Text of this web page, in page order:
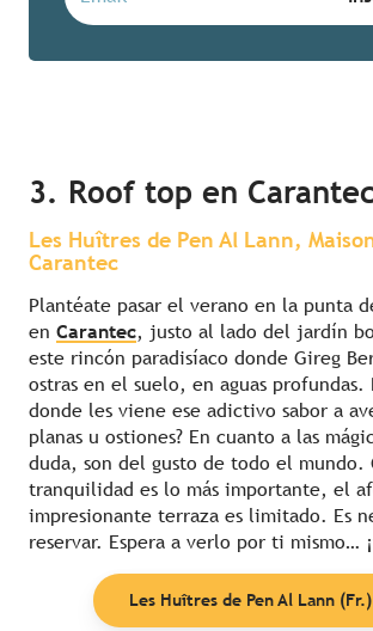
3. Roof top en
Les Huîtres de Pen Al Lann,
Carantec
Plantéate pasar el verano en la punta
en Carantec, justo al lado del jardín
este rincón paradisíaco donde Gireg
ostras en el suelo, en aguas profundas.
donde les viene ese adictivo sabor a
planas u ostiones? En cuanto a las
duda, son del gusto de todo el mundo.
tranquilidad es lo más importante, el
impresionante terraza es limitado. Es
reservar. Espera a verlo por ti mismo…
Les Huîtres de Pen Al Lann (Fr.)